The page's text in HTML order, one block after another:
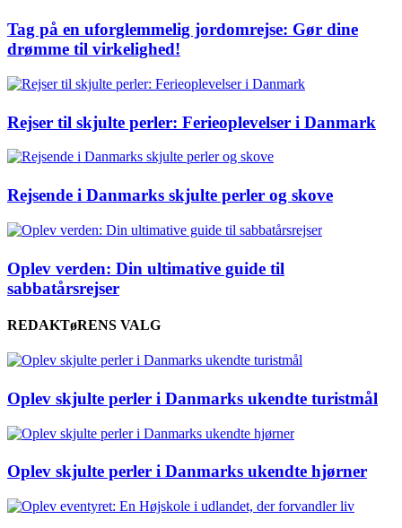
Tag på en uforglemmelig jordomrejse: Gør dine
drømme til virkelighed!
Rejser til skjulte perler: Ferieoplevelser i Danmark
Rejsende i Danmarks skjulte perler og skove
Oplev verden: Din ultimative guide til
sabbatårsrejser
REDAKTøRENS VALG
Oplev skjulte perler i Danmarks ukendte turistmål
Oplev skjulte perler i Danmarks ukendte hjørner